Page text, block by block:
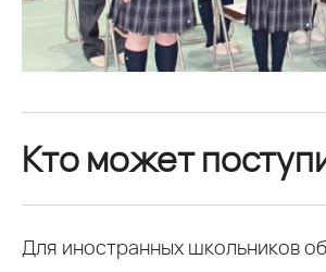
Кто может
Для иностранных школьников